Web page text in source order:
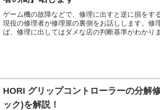
ゲーム機の故障などで、修理に出すと逆に損をす
現役の修理者が修理屋の裏側をお話しします。修
ば、修理に出してはダメな店の判断基準がわかりま
HORI グリップコントローラーの分解
ック)を解説！